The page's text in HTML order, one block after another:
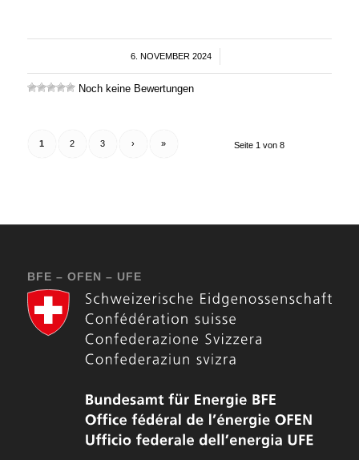
6. NOVEMBER 2024
/
Noch keine Bewertungen
Seite 1 von 8
1 2 3 › »
BFE – OFEN – UFE